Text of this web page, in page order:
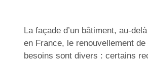
La façade d’un bâtiment, au-
en France, le renouvellement
besoins sont divers : certains